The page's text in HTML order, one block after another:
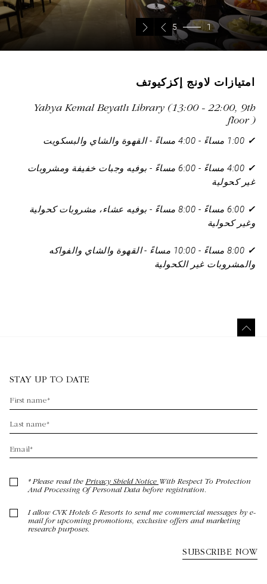
1
5
امتيازات لاونج إكزكيوتف
Yahya Kemal Beyatlı Library (13:00 - 22:00, 9th
floor )
✓
✓
4:00 مساءً - 6:00 مساءً - بوفيه وجبات خفيفة ومشروبات
غير كحولية
✓
6:00 مساءً - 8:00 مساءً - بوفيه عشاء، مشروبات كحولية
وغير كحولية
✓
8:00 مساءً - 10:00 مساءً - القهوة والشاي والفواكه
والمشروبات غير الكحولية